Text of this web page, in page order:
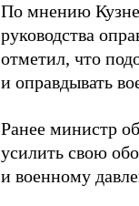
По мнению
руководства
отметил, что
и оправдывать
Ранее министр
усилить свою
и военному